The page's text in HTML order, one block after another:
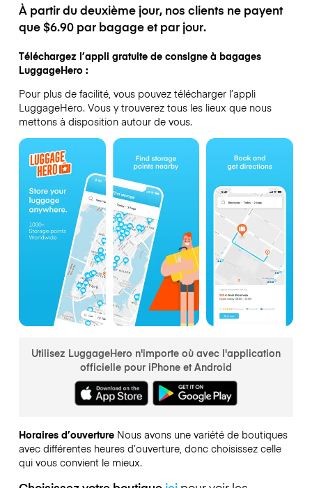
À partir du deuxième jour, nos clients ne payent
que $6.90 par bagage et par jour.
Téléchargez l’appli gratuite de consigne à bagages
LuggageHero :
Pour plus de facilité, vous pouvez télécharger l’appli
LuggageHero. Vous y trouverez tous les lieux que nous
mettons à disposition autour de vous.
Utilisez LuggageHero n'importe où avec l'application
officielle pour iPhone et Android
Horaires d’ouverture Nous avons une variété de boutiques
avec différentes heures d’ouverture, donc choisissez celle
qui vous convient le mieux.